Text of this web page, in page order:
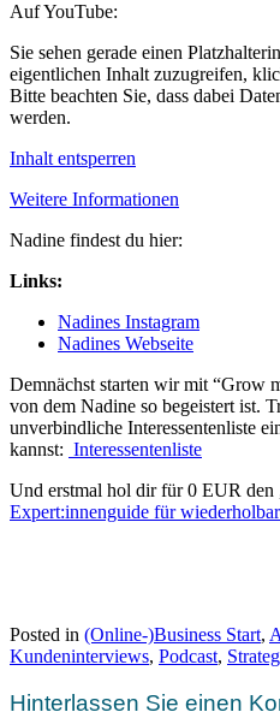
Auf YouTube:
Sie sehen gerade einen
eigentlichen Inhalt zuzugreifen,
Bitte beachten Sie, dass dabei
werden.
Inhalt entsperren
Weitere Informationen
Nadine findest du hier:
Links:
Nadines Instagram
Nadines Webseite
Demnächst starten wir mit “Grow
von dem Nadine so begeistert ist.
unverbindliche Interessentenliste
kannst: Interessentenliste
Und erstmal hol dir für 0 EUR den
Expert:innenguide für
Posted in (Online-)Business Start,
Kundeninterviews, Podcast,
Hinterlassen Sie einen